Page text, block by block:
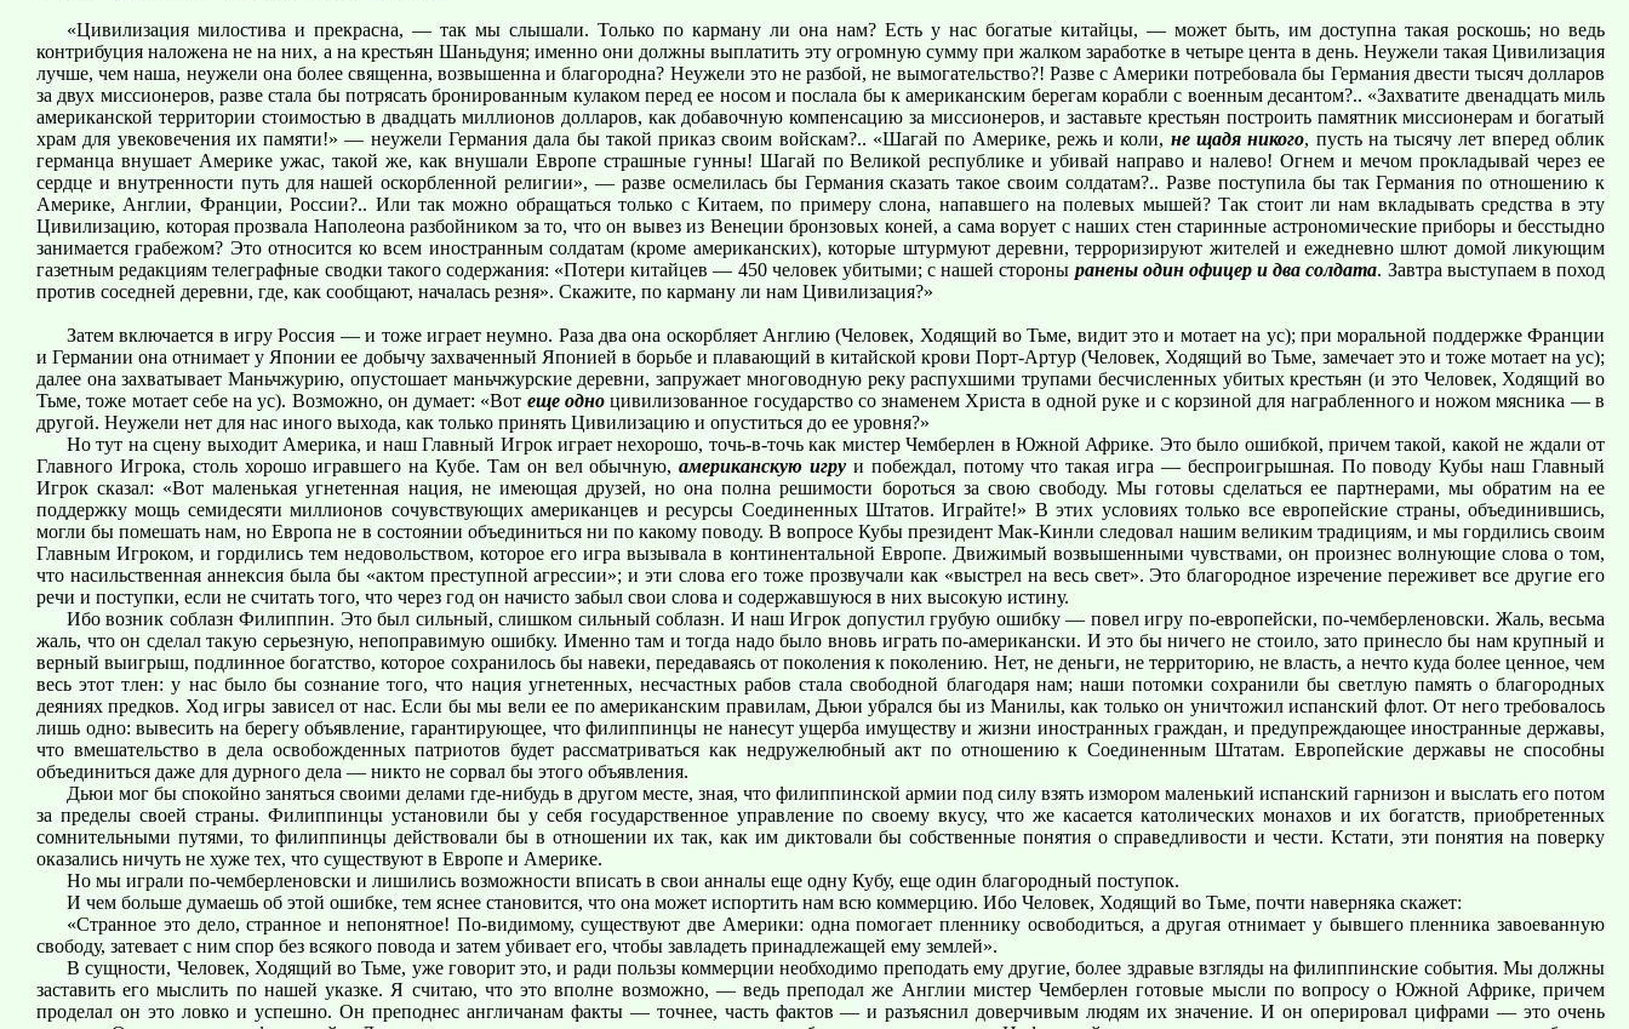
«Цивилизация милостива и прекрасна, — так мы слышали. Только по карману ли она нам? Есть у нас богатые китайцы, — может быть, им доступна такая роскошь; но ведь
контрибуция наложена не на них, а на крестьян Шаньдуня; именно они должны выплатить эту огромную сумму при жалком заработке в четыре цента в день. Неужели такая Цивилизация
лучше, чем наша, неужели она более священна, возвышенна и благородна? Неужели это не разбой, не вымогательство?! Разве с Америки потребовала бы Германия двести тысяч долларов
за двух миссионеров, разве стала бы потрясать бронированным кулаком перед ее носом и послала бы к американским берегам корабли с военным десантом?.. «Захватите двенадцать миль
американской территории стоимостью в двадцать миллионов долларов, как добавочную компенсацию за миссионеров, и заставьте крестьян построить памятник миссионерам и богатый
храм для увековечения их памяти!» — неужели Германия дала бы такой приказ своим войскам?.. «Шагай по Америке, режь и коли, не щадя никого, пусть на тысячу лет вперед облик
германца внушает Америке ужас, такой же, как внушали Европе страшные гунны! Шагай по Великой республике и убивай направо и налево! Огнем и мечом прокладывай через ее
сердце и внутренности путь для нашей оскорбленной религии», — разве осмелилась бы Германия сказать такое своим солдатам?.. Разве поступила бы так Германия по отношению к
Америке, Англии, Франции, России?.. Или так можно обращаться только с Китаем, по примеру слона, напавшего на полевых мышей? Так стоит ли нам вкладывать средства в эту
Цивилизацию, которая прозвала Наполеона разбойником за то, что он вывез из Венеции бронзовых коней, а сама ворует с наших стен старинные астрономические приборы и бесстыдно
занимается грабежом? Это относится ко всем иностранным солдатам (кроме американских), которые штурмуют деревни, терроризируют жителей и ежедневно шлют домой ликующим
газетным редакциям телеграфные сводки такого содержания: «Потери китайцев — 450 человек убитыми; с нашей стороны ранены один офицер и два солдата. Завтра выступаем в поход
против соседней деревни, где, как сообщают, началась резня». Скажите, по карману ли нам Цивилизация?»
Затем включается в игру Россия — и тоже играет неумно. Раза два она оскорбляет Англию (Человек, Ходящий во Тьме, видит это и мотает на ус); при моральной поддержке Франции
и Германии она отнимает у Японии ее добычу захваченный Японией в борьбе и плавающий в китайской крови Порт-Артур (Человек, Ходящий во Тьме, замечает это и тоже мотает на ус);
далее она захватывает Маньчжурию, опустошает маньчжурские деревни, запружает многоводную реку распухшими трупами бесчисленных убитых крестьян (и это Человек, Ходящий во
Тьме, тоже мотает себе на ус). Возможно, он думает: «Вот еще одно цивилизованное государство со знаменем Христа в одной руке и с корзиной для награбленного и ножом мясника — в
другой. Неужели нет для нас иного выхода, как только принять Цивилизацию и опуститься до ее уровня?»
Но тут на сцену выходит Америка, и наш Главный Игрок играет нехорошо, точь-в-точь как мистер Чемберлен в Южной Африке. Это было ошибкой, причем такой, какой не ждали от
Главного Игрока, столь хорошо игравшего на Кубе. Там он вел обычную,американскую игру и побеждал, потому что такая игра — беспроигрышная. По поводу Кубы наш Главный
Игрок сказал: «Вот маленькая угнетенная нация, не имеющая друзей, но она полна решимости бороться за свою свободу. Мы готовы сделаться ее партнерами, мы обратим на ее
поддержку мощь семидесяти миллионов сочувствующих американцев и ресурсы Соединенных Штатов. Играйте!» В этих условиях только все европейские страны, объединившись,
могли бы помешать нам, но Европа не в состоянии объединиться ни по какому поводу. В вопросе Кубы президент Мак-Кинли следовал нашим великим традициям, и мы гордились своим
Главным Игроком, и гордились тем недовольством, которое его игра вызывала в континентальной Европе. Движимый возвышенными чувствами, он произнес волнующие слова о том,
что насильственная аннексия была бы «актом преступной агрессии»; и эти слова его тоже прозвучали как «выстрел на весь свет». Это благородное изречение переживет все другие его
речи и поступки, если не считать того, что через год он начисто забыл свои слова и содержавшуюся в них высокую истину.
Ибо возник соблазн Филиппин. Это был сильный, слишком сильный соблазн. И наш Игрок допустил грубую ошибку — повел игру по-европейски, по-чемберленовски. Жаль, весьма
жаль, что он сделал такую серьезную, непоправимую ошибку. Именно там и тогда надо было вновь играть по-американски. И это бы ничего не стоило, зато принесло бы нам крупный и
верный выигрыш, подлинное богатство, которое сохранилось бы навеки, передаваясь от поколения к поколению. Нет, не деньги, не территорию, не власть, а нечто куда более ценное, чем
весь этот тлен: у нас было бы сознание того, что нация угнетенных, несчастных рабов стала свободной благодаря нам; наши потомки сохранили бы светлую память о благородных
деяниях предков. Ход игры зависел от нас. Если бы мы вели ее по американским правилам, Дьюи убрался бы из Манилы, как только он уничтожил испанский флот. От него требовалось
лишь одно: вывесить на берегу объявление, гарантирующее, что филиппинцы не нанесут ущерба имуществу и жизни иностранных граждан, и предупреждающее иностранные державы,
что вмешательство в дела освобожденных патриотов будет рассматриваться как недружелюбный акт по отношению к Соединенным Штатам. Европейские державы не способны
объединиться даже для дурного дела — никто не сорвал бы этого объявления.
Дьюи мог бы спокойно заняться своими делами где-нибудь в другом месте, зная, что филиппинской армии под силу взять измором маленький испанский гарнизон и выслать его потом
за пределы своей страны. Филиппинцы установили бы у себя государственное управление по своему вкусу, что же касается католических монахов и их богатств, приобретенных
сомнительными путями, то филиппинцы действовали бы в отношении их так, как им диктовали бы собственные понятия о справедливости и чести. Кстати, эти понятия на поверку
оказались ничуть не хуже тех, что существуют в Европе и Америке.
Но мы играли по-чемберленовски и лишились возможности вписать в свои анналы еще одну Кубу, еще один благородный поступок.
И чем больше думаешь об этой ошибке, тем яснее становится, что она может испортить нам всю коммерцию. Ибо Человек, Ходящий во Тьме, почти наверняка скажет:
«Странное это дело, странное и непонятное! По-видимому, существуют две Америки: одна помогает пленнику освободиться, а другая отнимает у бывшего пленника завоеванную
свободу, затевает с ним спор без всякого повода и затем убивает его, чтобы завладеть принадлежащей ему землей».
В сущности, Человек, Ходящий во Тьме, уже говорит это, и ради пользы коммерции необходимо преподать ему другие, более здравые взгляды на филиппинские события. Мы должны
заставить его мыслить по нашей указке. Я считаю, что это вполне возможно, — ведь преподал же Англии мистер Чемберлен готовые мысли по вопросу о Южной Африке, причем
проделал он это ловко и успешно. Он преподнес англичанам факты — точнее, часть фактов — и разъяснил доверчивым людям их значение. И он оперировал цифрами — это очень